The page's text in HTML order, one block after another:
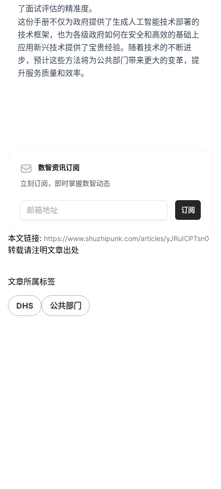
了面试评估的精准度。
这份手册不仅为政府提供了生成人工智能技术部署的
技术框架，也为各级政府如何在安全和高效的基础上
应用新兴技术提供了宝贵经验。随着技术的不断进
步，预计这些方法将为公共部门带来更大的变革，提
升服务质量和效率。
数智资讯订阅
立刻订阅，即时掌握数智动态
订阅
本文链接: https://www.shuzhipunk.com/articles/yJRuICPTsn0
转载请注明文章出处
文章所属标签
DHS 公共部门